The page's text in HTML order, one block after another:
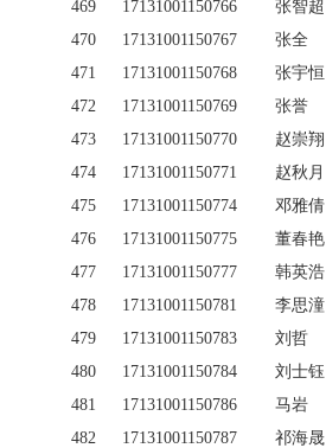
469
17131001150766 张智超
470
17131001150767 张全
471
17131001150768 张宇恒
472
17131001150769 张誉
473
17131001150770 赵崇翔
474
17131001150771 赵秋月
475
17131001150774 邓雅倩
476
17131001150775 董春艳
477
17131001150777 韩英浩
478
17131001150781 李思潼
479
17131001150783 刘哲
480
17131001150784 刘士钰
481
17131001150786 马岩
482
17131001150787 祁海晟